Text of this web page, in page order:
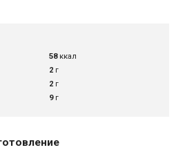
58ккал
2 г
2 г
9г